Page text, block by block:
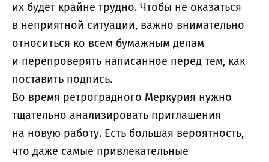
их будет крайне трудно. Чтобы не оказаться
в неприятной ситуации, важно внимательно
относиться ко всем бумажным делам
и перепроверять написанное перед тем, как
поставить подпись.
Во время ретроградного Меркурия нужно
тщательно анализировать приглашения
на новую работу. Есть большая вероятность,
что даже самые привлекательные